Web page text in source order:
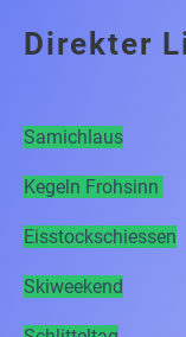
Direkter
Samichlaus
Kegeln Frohsinn
Eisstockschiessen
Skiweekend